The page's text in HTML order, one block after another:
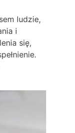
ludzie,
i
się,